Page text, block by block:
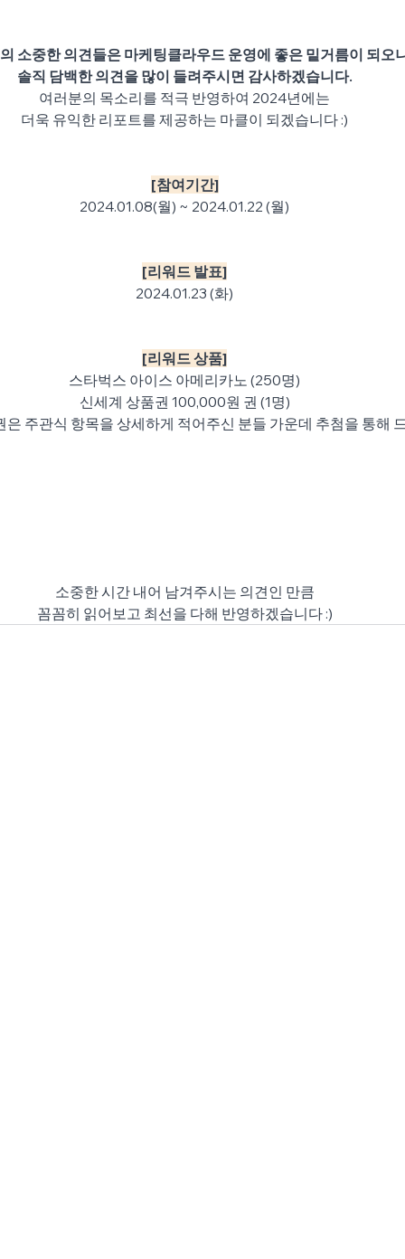
소중한 의견들은 마케팅클라우드 운영에 좋은 밑거름이 되오
솔직 담백한 의견을 많이 들려주시면 감사하겠습니다.
여러분의 목소리를 적극 반영하여 2024년에는
더욱 유익한 리포트를 제공하는 마클이 되겠습니다 :)
[참여기간]
2024.01.08(월) ~ 2024.01.22 (월)
[리워드 발표]
2024.01.23 (화)
[리워드 상품]
스타벅스 아이스 아메리카노 (250명)
신세계 상품권 100,000원 권 (1명)
은 주관식 항목을 상세하게 적어주신 분들 가운데 추첨을 통해
소중한 시간 내어 남겨주시는 의견인 만큼
꼼꼼히 읽어보고 최선을 다해 반영하겠습니다 :)